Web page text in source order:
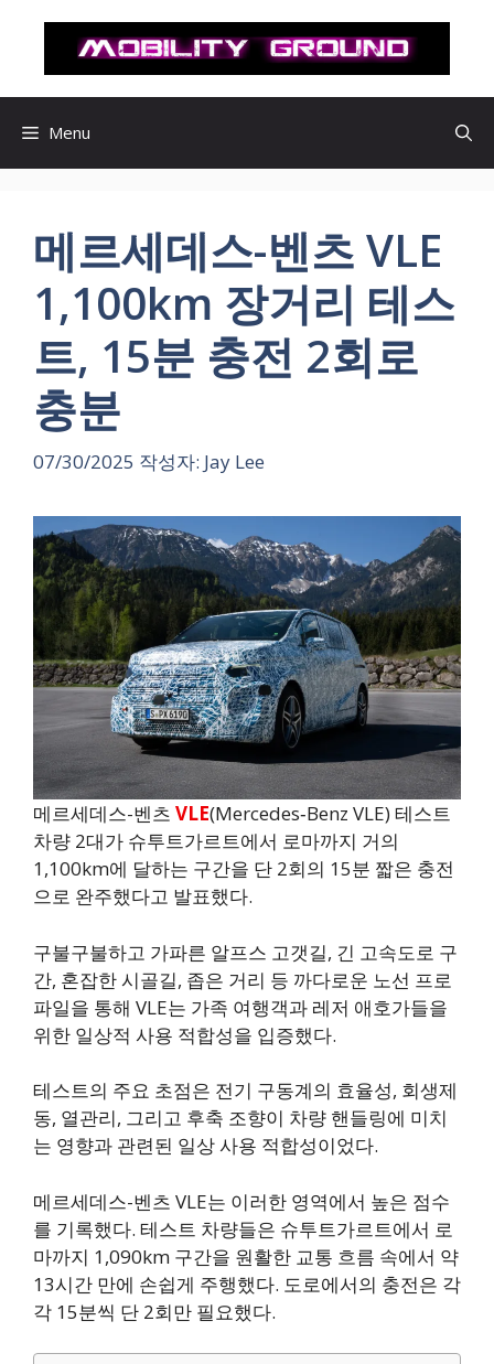
로
Menu
메르세데스-벤츠 VLE
1,100km 장거리 테스
트, 15분 충전 2회로
충분
07/30/2025 작성자: Jay Lee
메르세데스-벤츠 VLE(Mercedes‑Benz VLE) 테스트
차량 2대가 슈투트가르트에서 로마까지 거의
1,100km에 달하는 구간을 단 2회의 15분 짧은 충전
으로 완주했다고 발표했다.
구불구불하고 가파른 알프스 고갯길, 긴 고속도로 구
간, 혼잡한 시골길, 좁은 거리 등 까다로운 노선 프로
파일을 통해 VLE는 가족 여행객과 레저 애호가들을
위한 일상적 사용 적합성을 입증했다.
테스트의 주요 초점은 전기 구동계의 효율성, 회생제
동, 열관리, 그리고 후축 조향이 차량 핸들링에 미치
는 영향과 관련된 일상 사용 적합성이었다.
메르세데스-벤츠 VLE는 이러한 영역에서 높은 점수
를 기록했다. 테스트 차량들은 슈투트가르트에서 로
마까지 1,090km 구간을 원활한 교통 흐름 속에서 약
13시간 만에 손쉽게 주행했다. 도로에서의 충전은 각
각 15분씩 단 2회만 필요했다.